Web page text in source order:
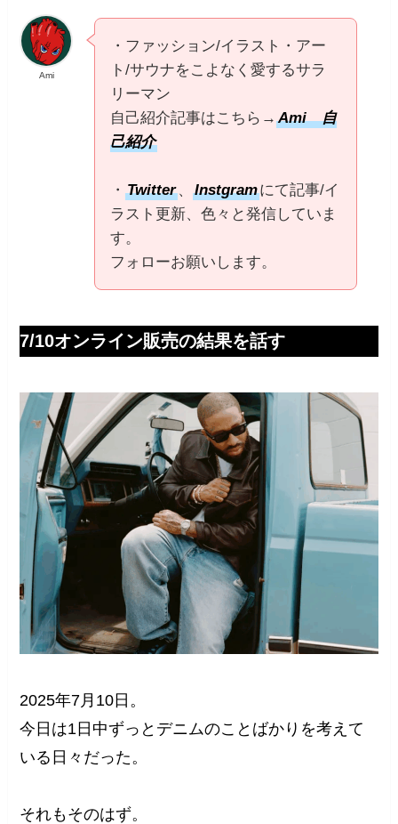
Ami
・ファッション/イラスト・アー
ト/サウナをこよなく愛するサラ
リーマン
自己紹介記事はこちら→Ami 自
己紹介
・Twitter、Instgramにて記事/イ
ラスト更新、色々と発信していま
す。
フォローお願いします。
7/10オンライン販売の結果を話す
2025年7月10日。
今日は1日中ずっとデニムのことばかりを考えて
いる日々だった。
それもそのはず。